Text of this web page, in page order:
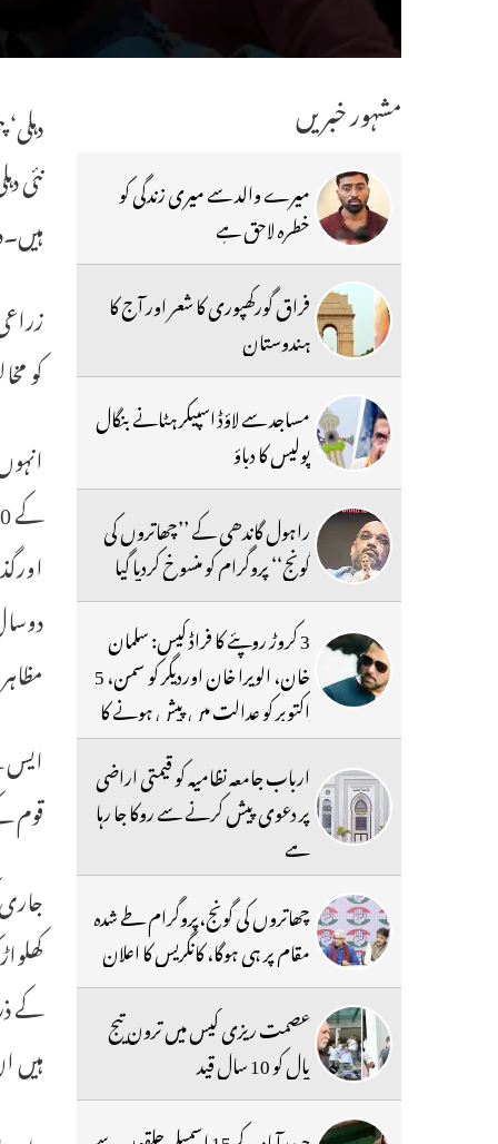
نئی
کو
ایس
قوم
کے
ہیں
مشہور خبریں
میرے والد سے میری زندگی کو
خطرہ لاحق ہے
فراق گورکھپوری کا شعر اور آج کا
ہندوستان
مساجد سے لاؤڈ اسپیکر ہٹانے بنگال
پولیس کا دباؤ
راہول گاندھی کے ’’چھاتروں کی
گونج‘‘ پروگرام کو منسوخ کردیا گیا
3 کروڑ روپئے کا فراڈ کیس: سلمان
خان، الویرا خان اوردیگر کو سمن، 5
اکتوبر کو عدالت میں پیش ہونے کا
حکم
ارباب جامعہ نظامیہ کو قیمتی اراضی
پر دعوی پیش کرنے سے روکا جا رہا
ہے
چھاتروں کی گونج،پروگرام طے شدہ
مقام پر ہی ہوگا، کانگریس کا اعلان
عصمت ریزی کیس میں ترون تیج
پال کو 10 سال قید